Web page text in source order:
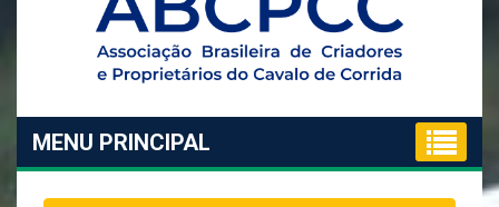
MENU PRINCIPAL